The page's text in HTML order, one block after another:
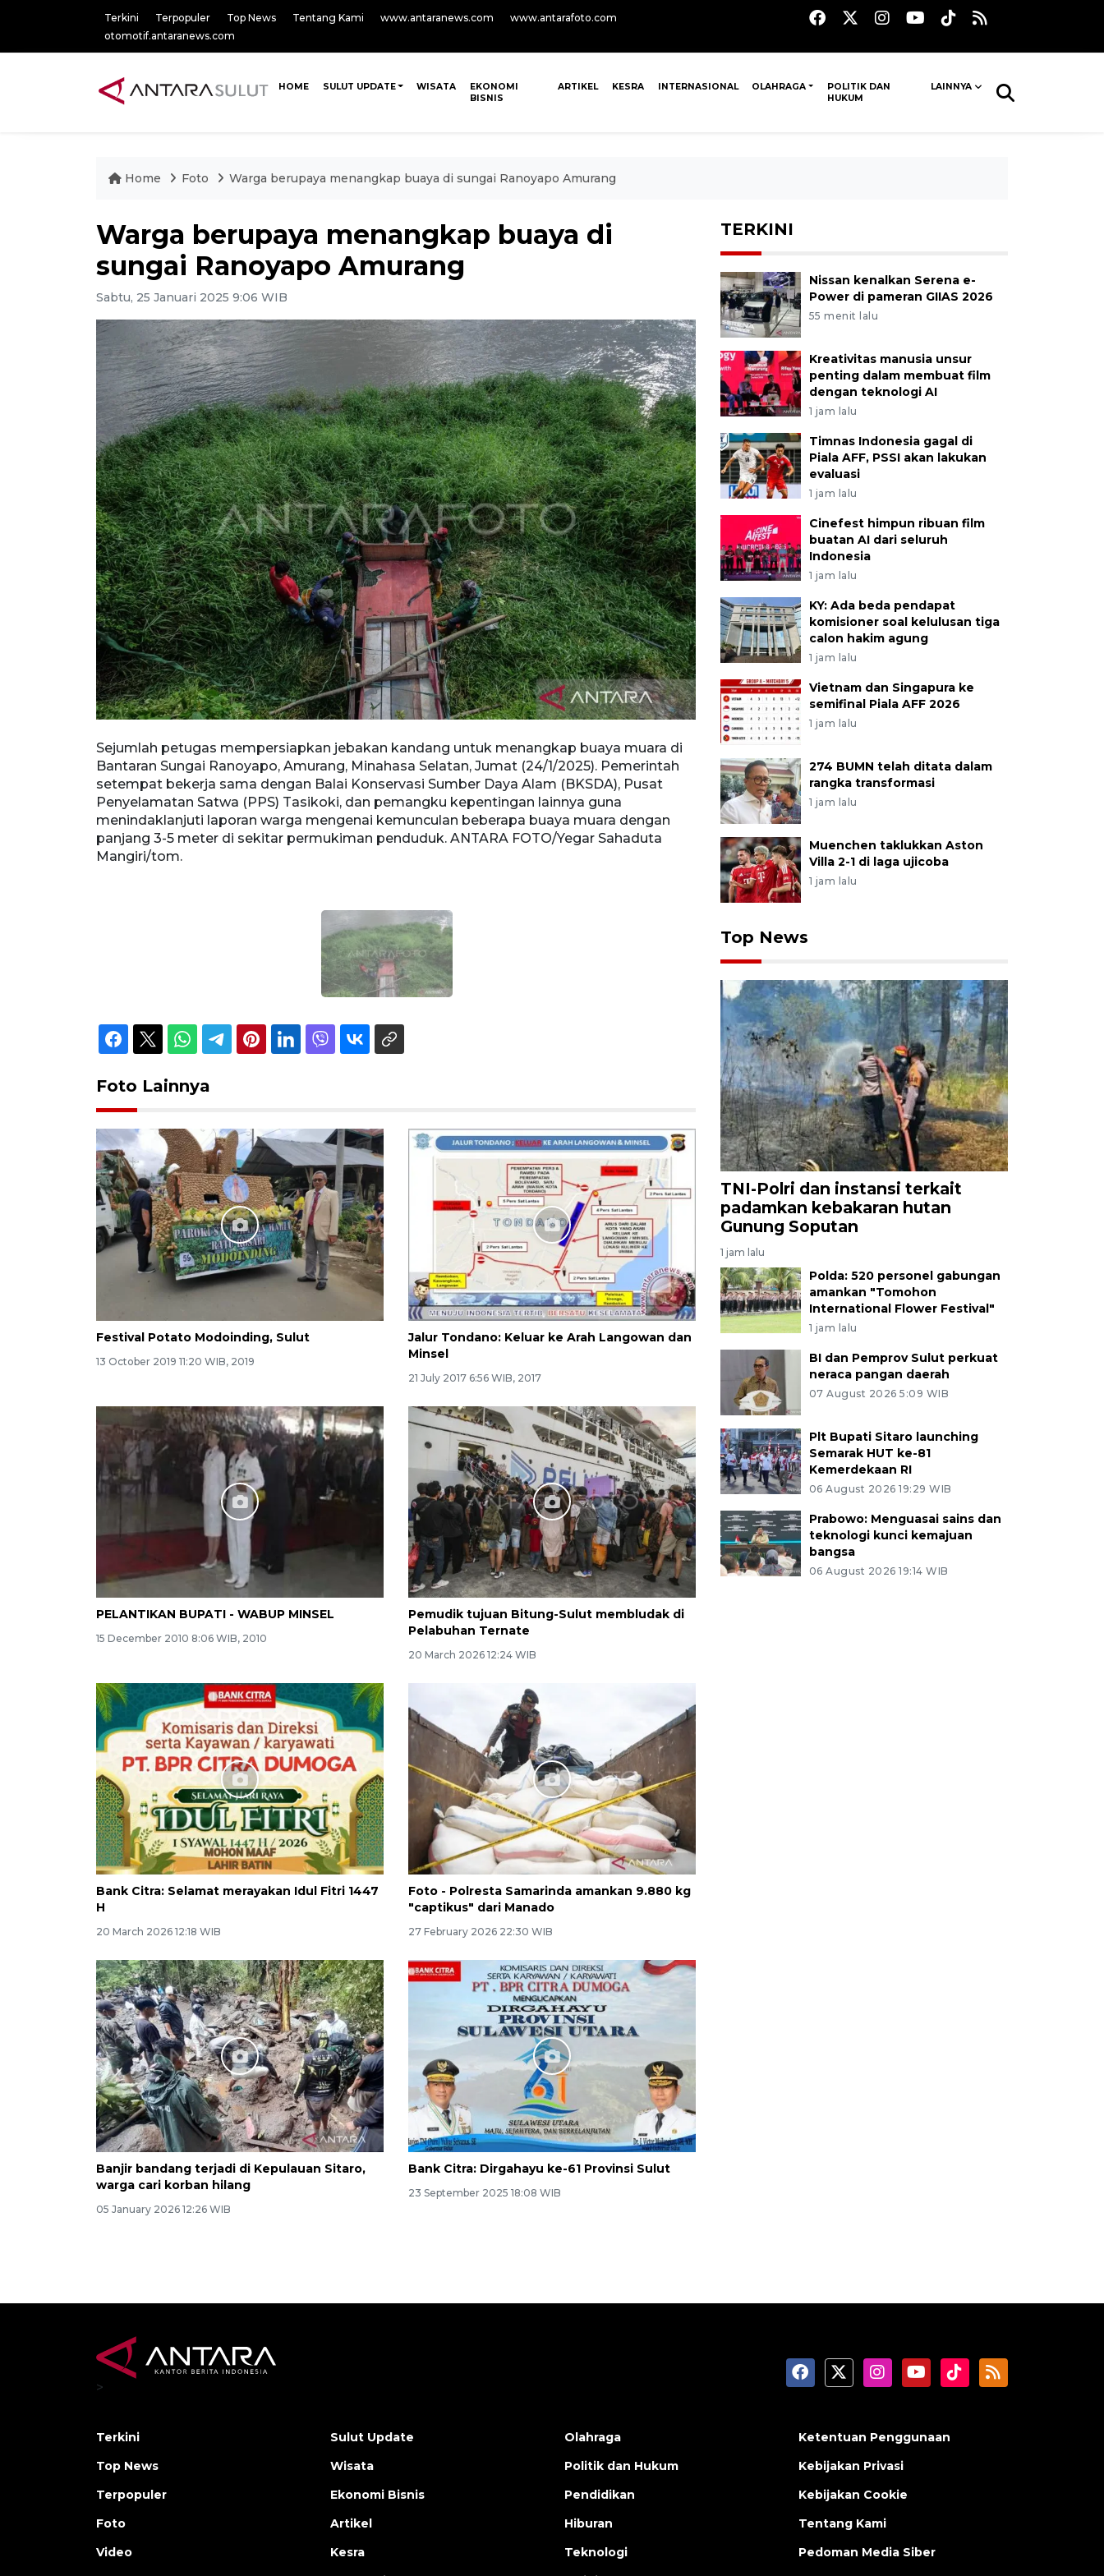
Terkini Terpopuler Top News Tentang Kami www.antaranews.com
www.antarafoto.com
otomotif.antaranews.com
HOME SULUT UPDATE WISATA
EKONOMI
BISNIS
ARTIKEL KESRA INTERNASIONAL OLAHRAGA
POLITIK DAN
HUKUM
LAINNYA
Home Foto Warga berupaya menangkap buaya di sungai Ranoyapo Amurang
Warga berupaya menangkap buaya di
sungai Ranoyapo Amurang
Sabtu, 25 Januari 2025 9:06 WIB
Sejumlah petugas mempersiapkan jebakan kandang untuk menangkap buaya muara di
Bantaran Sungai Ranoyapo, Amurang, Minahasa Selatan, Jumat (24/1/2025). Pemerintah
setempat bekerja sama dengan Balai Konservasi Sumber Daya Alam (BKSDA), Pusat
Penyelamatan Satwa (PPS) Tasikoki, dan pemangku kepentingan lainnya guna
menindaklanjuti laporan warga mengenai kemunculan beberapa buaya muara dengan
panjang 3-5 meter di sekitar permukiman penduduk. ANTARA FOTO/Yegar Sahaduta
Mangiri/tom.
Foto Lainnya
Festival Potato Modoinding, Sulut
13 October 2019 11:20 WIB, 2019
Jalur Tondano: Keluar ke Arah Langowan dan
Minsel
21 July 2017 6:56 WIB, 2017
PELANTIKAN BUPATI - WABUP MINSEL
15 December 2010 8:06 WIB, 2010
Pemudik tujuan Bitung-Sulut membludak di
Pelabuhan Ternate
20 March 2026 12:24 WIB
Bank Citra: Selamat merayakan Idul Fitri 1447
H
20 March 2026 12:18 WIB
Foto - Polresta Samarinda amankan 9.880 kg
"captikus" dari Manado
27 February 2026 22:30 WIB
Banjir bandang terjadi di Kepulauan Sitaro,
warga cari korban hilang
05 January 2026 12:26 WIB
Bank Citra: Dirgahayu ke-61 Provinsi Sulut
23 September 2025 18:08 WIB
TERKINI
Nissan kenalkan Serena e-
Power di pameran GIIAS 2026
55 menit lalu
Kreativitas manusia unsur
penting dalam membuat film
dengan teknologi AI
1 jam lalu
Timnas Indonesia gagal di
Piala AFF, PSSI akan lakukan
evaluasi
1 jam lalu
Cinefest himpun ribuan film
buatan AI dari seluruh
Indonesia
1 jam lalu
KY: Ada beda pendapat
komisioner soal kelulusan tiga
calon hakim agung
1 jam lalu
Vietnam dan Singapura ke
semifinal Piala AFF 2026
1 jam lalu
274 BUMN telah ditata dalam
rangka transformasi
1 jam lalu
Muenchen taklukkan Aston
Villa 2-1 di laga ujicoba
1 jam lalu
Top News
TNI-Polri dan instansi terkait
padamkan kebakaran hutan
Gunung Soputan
1 jam lalu
Polda: 520 personel gabungan
amankan "Tomohon
International Flower Festival"
1 jam lalu
BI dan Pemprov Sulut perkuat
neraca pangan daerah
07 August 2026 5:09 WIB
Plt Bupati Sitaro launching
Semarak HUT ke-81
Kemerdekaan RI
06 August 2026 19:29 WIB
Prabowo: Menguasai sains dan
teknologi kunci kemajuan
bangsa
06 August 2026 19:14 WIB
>
Terkini
Top News
Terpopuler
Foto
Video
Sulut Update
Wisata
Ekonomi Bisnis
Artikel
Kesra
Olahraga
Politik dan Hukum
Pendidikan
Hiburan
Teknologi
Ketentuan Penggunaan
Kebijakan Privasi
Kebijakan Cookie
Tentang Kami
Pedoman Media Siber